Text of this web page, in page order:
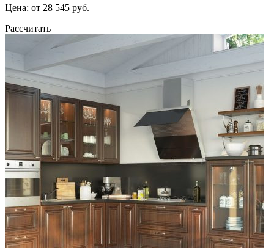
Цена: от 28 545 руб.
Рассчитать